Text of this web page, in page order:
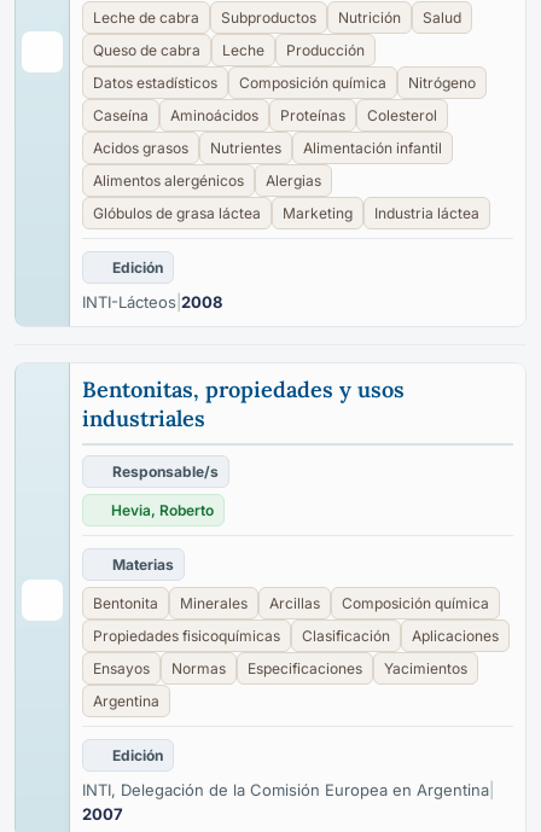
Leche de cabra Subproductos Nutrición
Salud
Queso de cabra
Leche
Producción
Datos estadísticos
Composición química
Nitrógeno
Caseína
Aminoácidos Proteínas
Colesterol
Acidos grasos
Nutrientes
Alimentación infantil
Alimentos alergénicos
Alergias
Glóbulos de grasa láctea
Marketing Industria láctea
Edición
INTI-Lácteos 2008
Bentonitas, propiedades y usos
industriales
Responsable/s
Hevia, Roberto
Materias
Bentonita Minerales Arcillas
Composición química
Propiedades fisicoquímicas
Clasificación
Aplicaciones
Ensayos
Normas Especificaciones
Yacimientos
Argentina
Edición
INTI, Delegación de la Comisión Europea en Argentina
2007